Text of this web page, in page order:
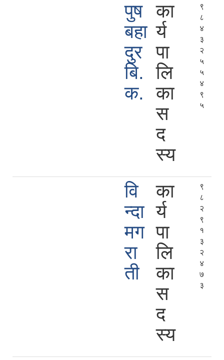
पुष
बहा
दुर
बि.
क.
का
र्य
पा
लि
का
स
द
स्य
९
८
४
३
२
५
५
४
९
५
वि
न्दा
मग
रा
ती
का
र्य
पा
लि
का
स
द
स्य
९
८
२
९
१
३
२
४
७
३